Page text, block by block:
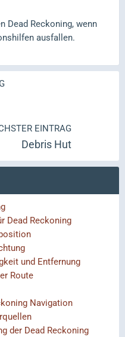
Dead Reckoning, wenn
ausfallen.
EINTRAG
Debris Hut
Dead Reckoning
und Entfernung
Route
Navigation
der Dead Reckoning